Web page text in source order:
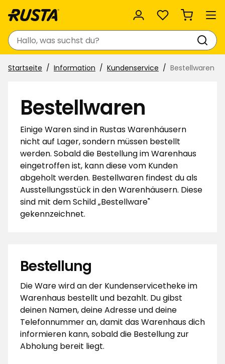
Favoriten
Suchen
Startseite Information Kundenservice Bestellwaren
Bestellwaren
Einige Waren sind in Rustas Warenhäusern
nicht auf Lager, sondern müssen bestellt
werden. Sobald die Bestellung im Warenhaus
eingetroffen ist, kann diese vom Kunden
abgeholt werden. Bestellwaren findest du als
Ausstellungsstück in den Warenhäusern. Diese
sind mit dem Schild „Bestellware"
gekennzeichnet.
Bestellung
Die Ware wird an der Kundenservicetheke im
Warenhaus bestellt und bezahlt. Du gibst
deinen Namen, deine Adresse und deine
Telefonnummer an, damit das Warenhaus dich
informieren kann, sobald die Bestellung zur
Abholung bereit liegt.